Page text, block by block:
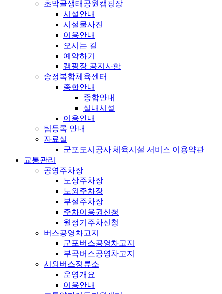
초막골생태공원캠핑장
시설안내
시설물사진
이용안내
오시는 길
예약하기
캠핑장 공지사항
송정복합체육센터
종합안내
종합안내
실내시설
이용안내
팀등록 안내
자료실
군포도시공사 체육시설 서비스 이용약관
교통관리
공영주차장
노상주차장
노외주차장
부설주차장
주차이용권신청
월정기주차신청
버스공영차고지
군포버스공영차고지
부곡버스공영차고지
시외버스정류소
운영개요
이용안내